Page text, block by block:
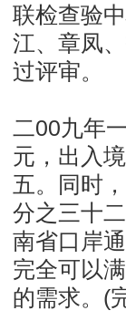
联检查验
江、章凤
过评审。
二00九年
元，出入
五。同时
分之三十
南省口岸
完全可以
的需求。(